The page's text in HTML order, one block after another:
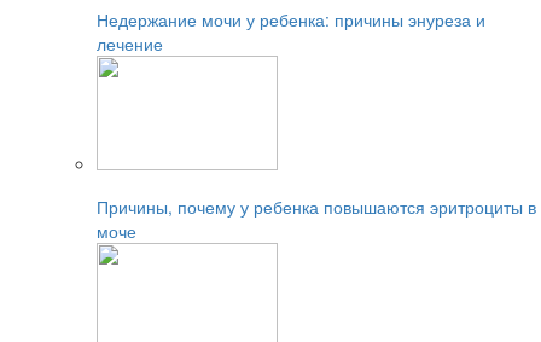
Недержание мочи у ребенка: причины энуреза и
лечение
Причины, почему у ребенка повышаются эритроциты в
моче